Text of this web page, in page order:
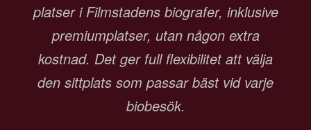
platser i Filmstadens biografer, inklusive
premiumplatser, utan någon extra
kostnad. Det ger full flexibilitet att välja
den sittplats som passar bäst vid varje
biobesök.